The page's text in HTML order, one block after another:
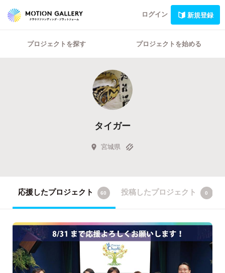
ログイン 新規登録
プロジェクトを探す プロジェクトを始める
タイガー
宮城県
応援したプロジェクト 60 投稿したプロジェクト 0